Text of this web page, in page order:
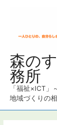
森の
務所
「福祉×ICT」
地域づくりの